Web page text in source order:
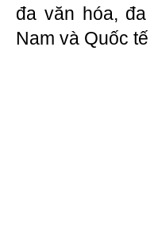
đa văn hóa,
Nam và Quốc tế